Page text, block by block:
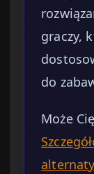
graczy,
do
Może